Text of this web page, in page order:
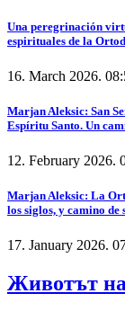
Una peregrinación
espirituales de la
16. March 2026.
Marjan Aleksic: San
Espíritu Santo. Un
12. February 2026.
Marjan Aleksic: La
los siglos, y camino de
17. January 2026.
Животът